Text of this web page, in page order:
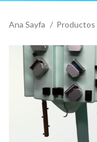
Ana Sayfa Productos